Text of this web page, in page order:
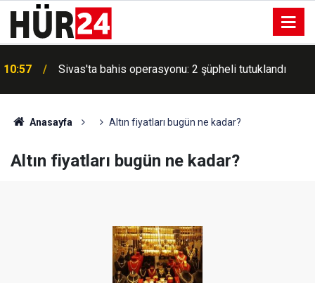
10:57 Sivas'ta bahis operasyonu: 2 şüpheli tutuklandı
Anasayfa Altın fiyatları bugün ne kadar?
Altın fiyatları bugün ne kadar?